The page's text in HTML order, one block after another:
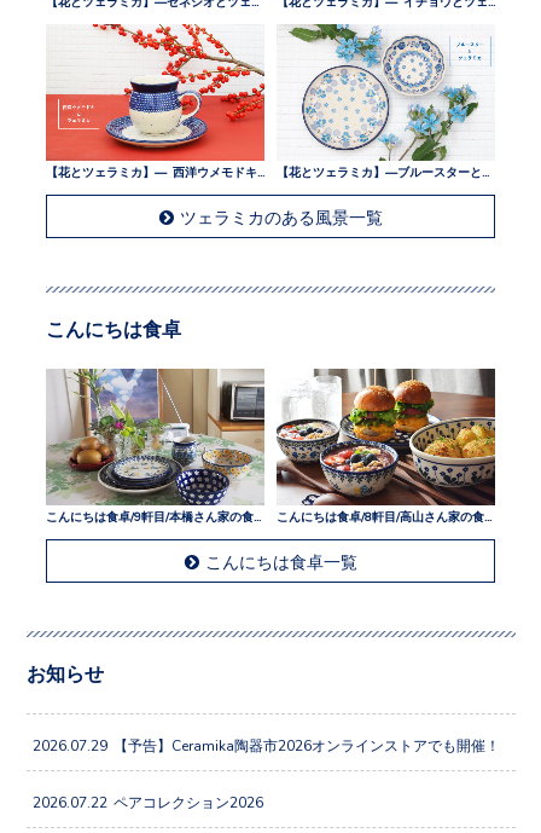
ツェラミカのある風景一覧
こんにちは食卓
こんにちは食卓/9軒目/本橋さん家の食卓
こんにちは食卓一覧
お知らせ
2026.07.29 【予告】Ceramika陶器市2026オンラインストアでも開催！
2026.07.22 ペアコレクション2026